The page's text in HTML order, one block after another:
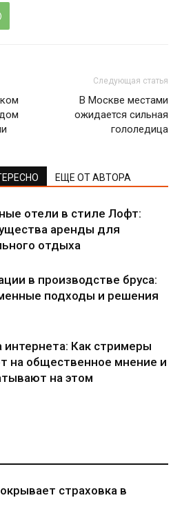
Следующая статья
В Москве местами
ожидается сильная
гололедица
ЕЩЕ ОТ АВТОРА
отели в стиле Лофт:
аренды для
отдыха
в производстве бруса:
подходы и решения
интернета: Как стримеры
на общественное мнение и
на этом
страховка в